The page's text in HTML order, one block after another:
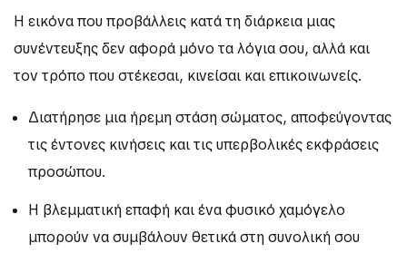
Η εικόνα που προβάλλεις κατά τη διάρκεια μιας
συνέντευξης δεν αφορά μόνο τα λόγια σου, αλλά και
τον τρόπο που στέκεσαι, κινείσαι και επικοινωνείς.
Διατήρησε μια ήρεμη στάση σώματος, αποφεύγοντας
τις έντονες κινήσεις και τις υπερβολικές εκφράσεις
προσώπου.
Η βλεμματική επαφή και ένα φυσικό χαμόγελο
μπορούν να συμβάλουν θετικά στη συνολική σου